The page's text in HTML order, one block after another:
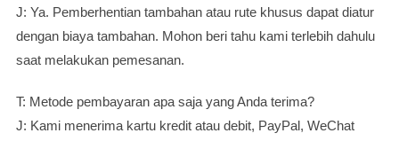
J: Ya. Pemberhentian tambahan atau rute khusus dapat diatur
dengan biaya tambahan. Mohon beri tahu kami terlebih dahulu
saat melakukan pemesanan.
T: Metode pembayaran apa saja yang Anda terima?
J: Kami menerima kartu kredit atau debit, PayPal, WeChat